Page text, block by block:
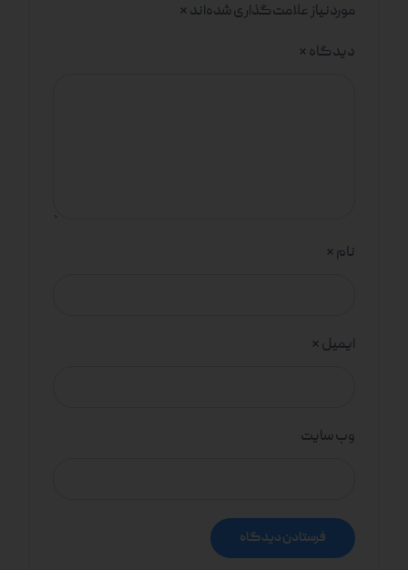
موردنیاز علامت‌گذاری شده‌اند *
دیدگاه *
نام *
ایمیل *
وب‌ سایت